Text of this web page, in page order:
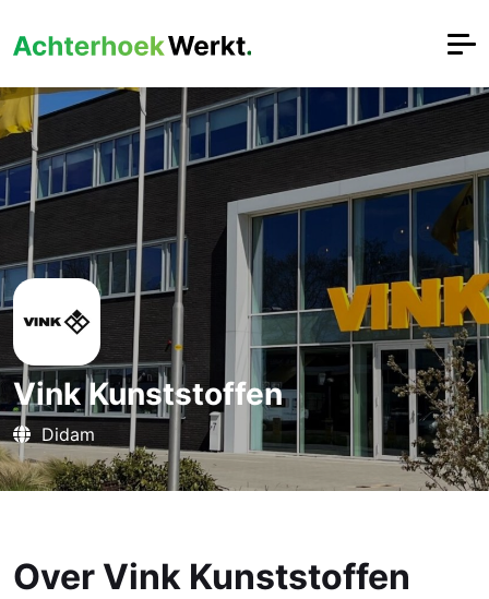
Vink Kunststoffen
Didam
Over Vink Kunststoffen